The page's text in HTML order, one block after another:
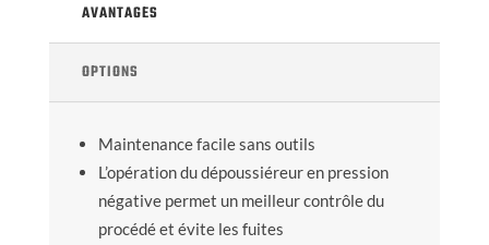
AVANTAGES
OPTIONS
Maintenance facile sans outils
L’opération du dépoussiéreur en pression
négative permet un meilleur contrôle du
procédé et évite les fuites